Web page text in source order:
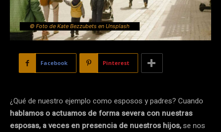
© Foto de Kate Bezzubets en Unsplash
Facebook Pinterest
¿Qué de nuestro ejemplo como esposos y padres? Cuando
hablamos o actuamos de forma severa con nuestras
esposas, a veces en presencia de nuestros hijos,se nos